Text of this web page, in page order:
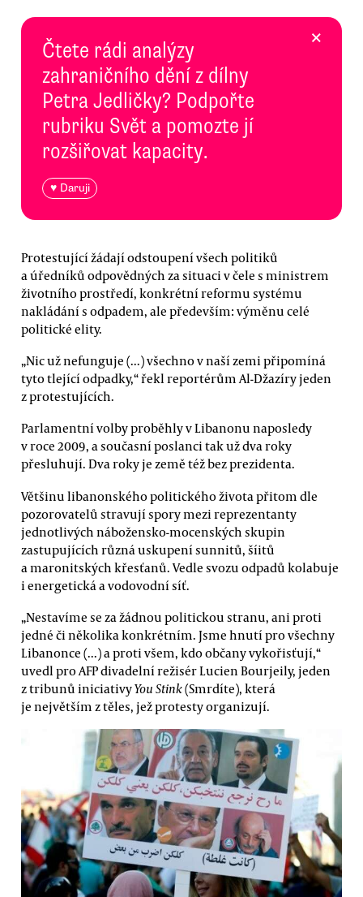
Čtete rádi analýzy
zahraničního dění z dílny
Petra Jedličky? Podpořte
rubriku Svět a pomozte jí
rozšiřovat kapacity.
♥ Daruji
×
Protestující žádají odstoupení všech politiků
a úředníků odpovědných za situaci v čele s ministrem
životního prostředí, konkrétní reformu systému
nakládání s odpadem, ale především: výměnu celé
politické elity.
„Nic už nefunguje (...) všechno v naší zemi připomíná
tyto tlející odpadky,“ řekl reportérům Al-Džazíry jeden
z protestujících.
Parlamentní volby proběhly v Libanonu naposledy
v roce 2009, a současní poslanci tak už dva roky
přesluhují. Dva roky je země též bez prezidenta.
Většinu libanonského politického života přitom dle
pozorovatelů stravují spory mezi reprezentanty
jednotlivých nábožensko-mocenských skupin
zastupujících různá uskupení sunnitů, šíitů
a maronitských křesťanů. Vedle svozu odpadů kolabuje
i energetická a vodovodní síť.
„Nestavíme se za žádnou politickou stranu, ani proti
jedné či několika konkrétním. Jsme hnutí pro všechny
Libanonce (...) a proti všem, kdo občany vykořisťují,“
uvedl pro AFP divadelní režisér Lucien Bourjeily, jeden
z tribunů iniciativyYou Stink(Smrdíte), která
je největším z těles, jež protesty organizují.